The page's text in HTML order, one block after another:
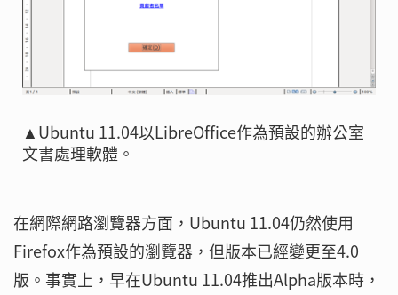
▲Ubuntu 11.04以LibreOffice作為預設的辦公室
文書處理軟體。
在網際網路瀏覽器方面，Ubuntu 11.04仍然使用
Firefox作為預設的瀏覽器，但版本已經變更至4.0
版。事實上，早在Ubuntu 11.04推出Alpha版本時，